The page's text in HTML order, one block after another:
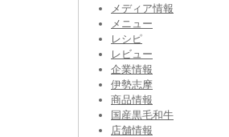
メディア情報
メニュー
レシピ
レビュー
企業情報
伊勢志摩
商品情報
国産黒毛和牛
店舗情報